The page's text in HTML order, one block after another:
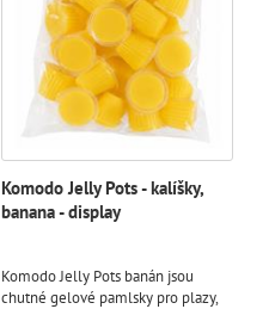
Komodo Jelly Pots - kalíšky,
banana - display
Komodo Jelly Pots banán jsou
chutné gelové pamlsky pro plazy,